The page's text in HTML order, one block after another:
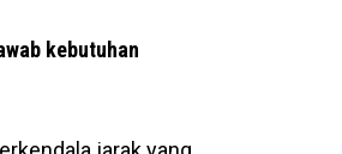
kebutuhan